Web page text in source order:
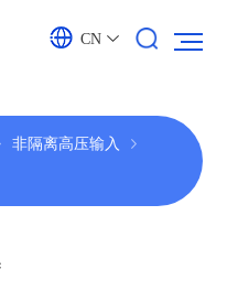
CN
非隔离高压输入